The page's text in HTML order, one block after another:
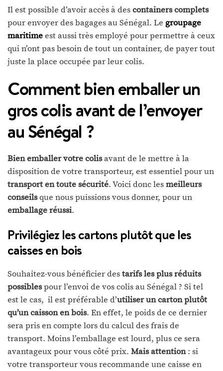
Il est possible d’avoir accès à descontainers complets
pour envoyer des bagages au Sénégal. Le groupage
maritimeest aussi très employé pour permettre à ceux
qui n’ont pas besoin de tout un container, de payer tout
juste la place occupée par leur colis.
Comment bien emballer un
gros colis avant de l’envoyer
au Sénégal ?
Bien emballer votre colisavant de le mettre à la
disposition de votre transporteur, est essentiel pour un
transport en toute sécurité. Voici donc lesmeilleurs
conseilsque nous puissions vous donner, pour un
emballage réussi.
Privilégiez les cartons plutôt que les
caisses en bois
Souhaitez-vous bénéficier destarifs les plus réduits
possiblespour l’envoi de vos colis au Sénégal ? Si tel
est le cas, il est préférable d’utiliser un carton plutôt
qu’un caisson en bois. En effet, le poids de ce dernier
sera pris en compte lors du calcul des frais de
transport. Moins l’emballage est lourd, plus ce sera
avantageux pour vous côté prix. Mais attention: si
votre transporteur vous recommande une caisse en